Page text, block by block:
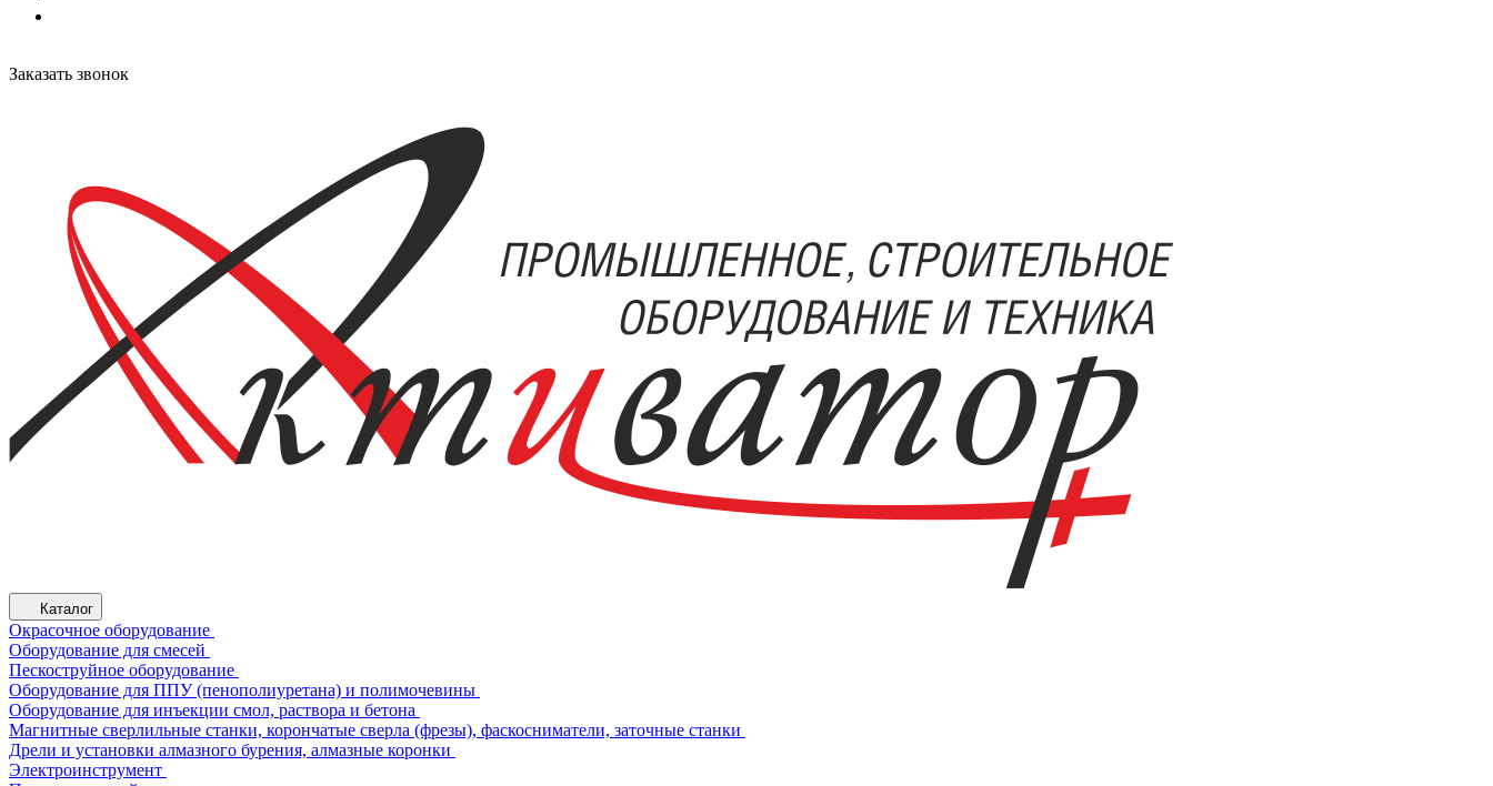
Заказать звонок
Каталог
Окрасочное оборудование
Оборудование для смесей
Пескоструйное оборудование
Оборудование для ППУ (пенополиуретана) и полимочевины
Оборудование для инъекции смол, раствора и бетона
Магнитные сверлильные станки, корончатые сверла (фрезы), фаскосниматели, заточные станки
Дрели и установки алмазного бурения, алмазные коронки
Электроинструмент